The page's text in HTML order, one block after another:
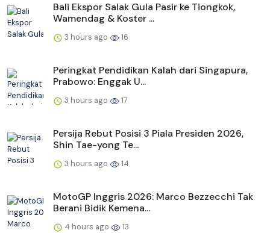
Bali Ekspor Salak Gula Pasir ke Tiongkok,
Wamendag & Koster ...
3 hours ago 16
Peringkat Pendidikan Kalah dari Singapura,
Prabowo: Enggak U...
3 hours ago 17
Persija Rebut Posisi 3 Piala Presiden 2026,
Shin Tae-yong Te...
3 hours ago 14
MotoGP Inggris 2026: Marco Bezzecchi Tak
Berani Bidik Kemena...
4 hours ago 13